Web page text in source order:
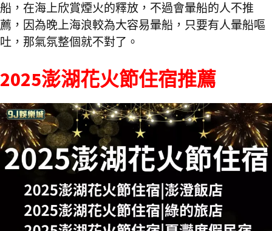
船，在海上欣賞煙火的釋放，不過會暈船的人不推
薦，因為晚上海浪較為大容易暈船，只要有人暈船嘔
吐，那氣氛整個就不對了。
2025澎湖花火節住宿推薦